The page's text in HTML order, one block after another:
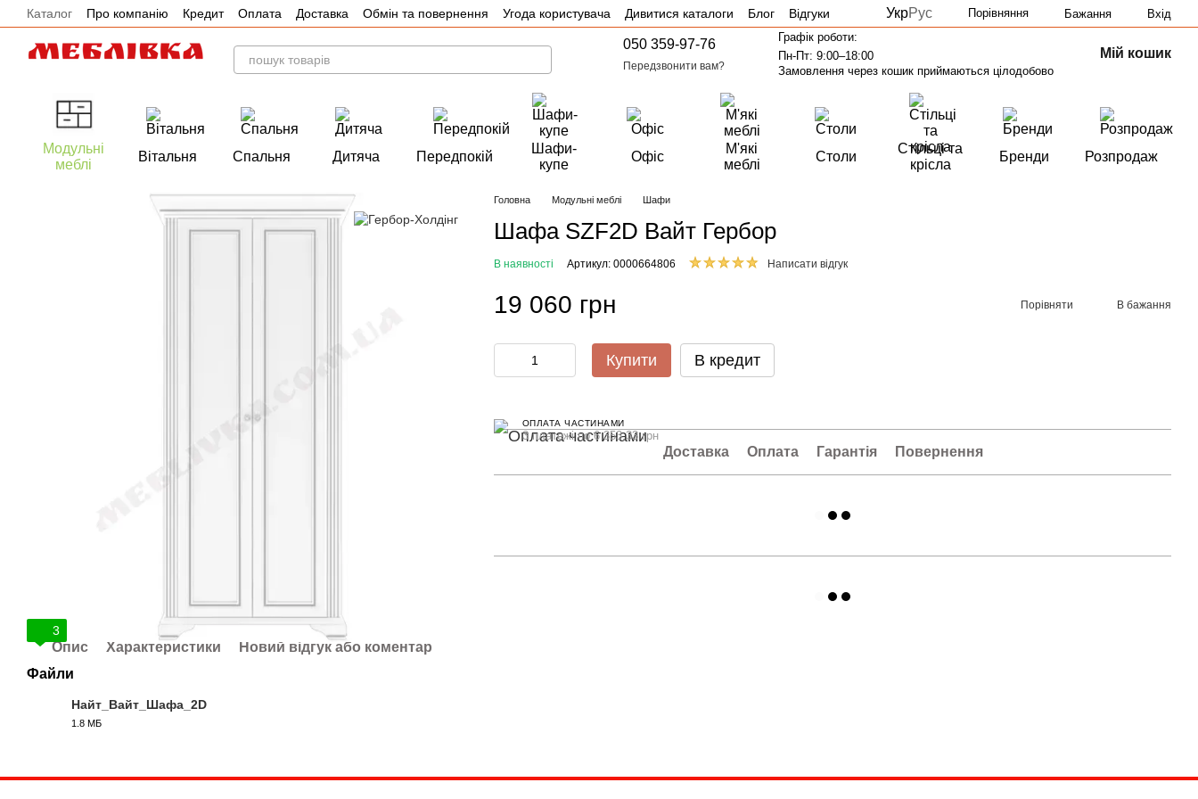
Перейти до основного контенту
Каталог Про компанію Кредит Оплата Доставка Обмін та повернення Угода користувача Дивитися каталоги Блог
Відгуки
Акції
УкрРус Порівняння Бажання Вхід
050 359-97-76
Передзвонити вам?
Графік роботи:
Пн-Пт: 9:00–18:00
Замовлення через кошик приймаються цілодобово
Мій кошик
Модульні
меблі
Вітальня Спальня Дитяча Передпокій
Шафи-
купе
Офіс
М'які
меблі
Столи
Стільці та
крісла
Бренди Розпродаж
3
Опис Характеристики
Новий відгук або коментар
Файли
Найт_Вайт_Шафа_2D
1.8 МБ
Головна Модульні меблі Шафи
Шафа SZF2D Вайт Гербор
В наявності Артикул: 0000664806 Написати відгук
19 060 грн Порівняти В бажання
Купити В кредит
ОПЛАТА ЧАСТИНАМИ
3 платежі по 6 353.33 грн
Доставка Оплата Гарантія Повернення